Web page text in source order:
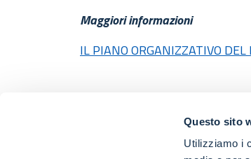
Questo sito
Utilizziamo i
Maggiori informazioni
IL PIANO ORGANIZZATIVO